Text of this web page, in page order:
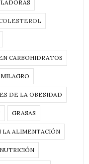
CARBOHIDRATOS
DE LA OBESIDAD
GRASAS
LA ALIMENTACIÓN
NUTRICIÓN